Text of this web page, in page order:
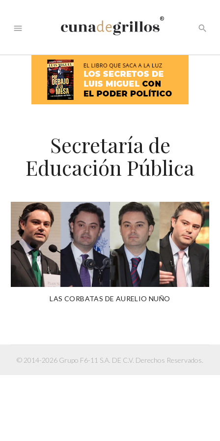
menu
®
search
Secretaría de
Educación Pública
LAS CORBATAS DE AURELIO NUÑO
© 2014-2026 Grupo F6-11 S.A. DE C.V. Derechos Reservados.